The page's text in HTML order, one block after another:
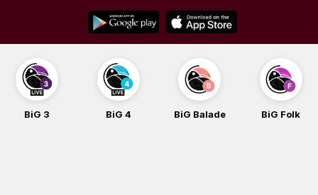
content
BiG 3 BiG 4 BiG Balade BiG Folk